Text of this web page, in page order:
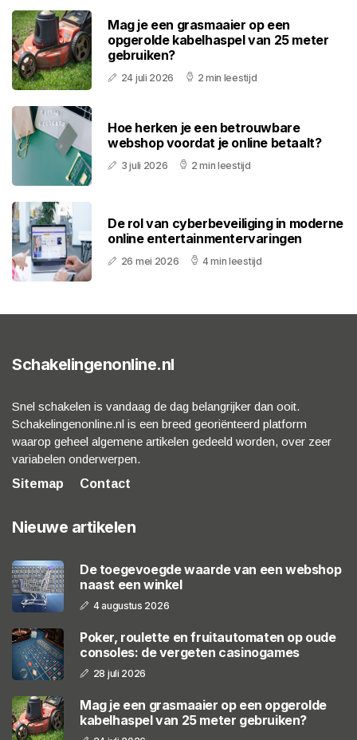
Mag je een grasmaaier op een
opgerolde kabelhaspel van 25 meter
gebruiken?
24 juli 2026 2 min leestijd
Hoe herken je een betrouwbare
webshop voordat je online betaalt?
3 juli 2026 2 min leestijd
De rol van cyberbeveiliging in moderne
online entertainmentervaringen
26 mei 2026 4 min leestijd
Schakelingenonline.nl
Snel schakelen is vandaag de dag belangrijker dan ooit.
Schakelingenonline.nl is een breed georiënteerd platform
waarop geheel algemene artikelen gedeeld worden, over zeer
variabelen onderwerpen.
Sitemap
Contact
Nieuwe artikelen
De toegevoegde waarde van een webshop
naast een winkel
4 augustus 2026
Poker, roulette en fruitautomaten op oude
consoles: de vergeten casinogames
28 juli 2026
Mag je een grasmaaier op een opgerolde
kabelhaspel van 25 meter gebruiken?